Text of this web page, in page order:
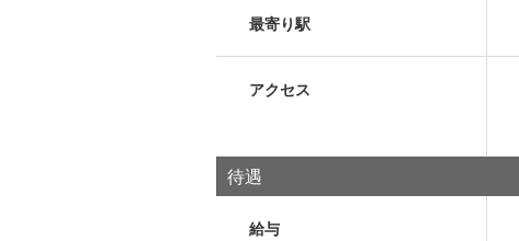
最寄り駅
アクセス
待遇
給与